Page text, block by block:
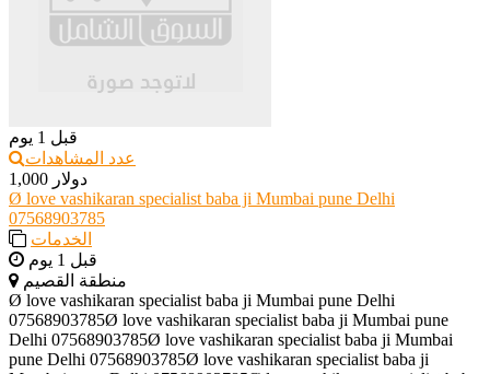
قبل 1 يوم
عدد المشاهدات
1,000 دولار
Ø love vashikaran specialist baba ji Mumbai pune Delhi
07568903785
الخدمات
قبل 1 يوم
منطقة القصيم
Ø love vashikaran specialist baba ji Mumbai pune Delhi
07568903785Ø love vashikaran specialist baba ji Mumbai pune
Delhi 07568903785Ø love vashikaran specialist baba ji Mumbai
pune Delhi 07568903785Ø love vashikaran specialist baba ji